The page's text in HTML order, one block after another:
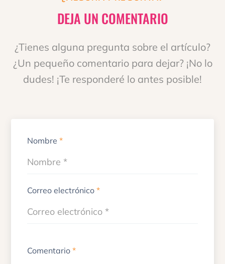
DEJA UN COMENTARIO
¿Tienes alguna pregunta sobre el artículo?
¿Un pequeño comentario para dejar? ¡No lo
dudes! ¡Te responderé lo antes posible!
Nombre*
Correo electrónico*
Comentario*